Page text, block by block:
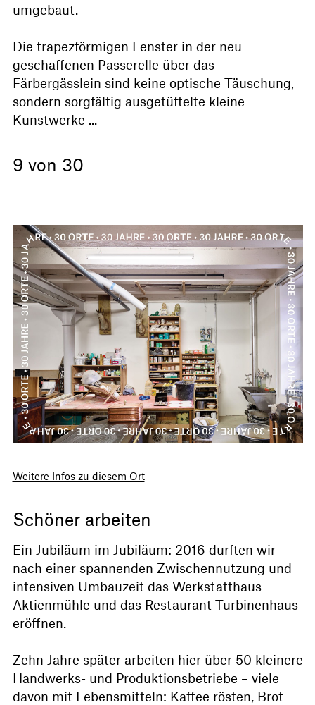
umgebaut.
Die trapezförmigen Fenster in der neu
geschaffenen Passerelle über das
Färbergässlein sind keine optische Täuschung,
sondern sorgfältig ausgetüftelte kleine
Kunstwerke ...
9 von 30
Weitere Infos zu diesem Ort
Schöner arbeiten
Ein Jubiläum im Jubiläum: 2016 durften wir
nach einer spannenden Zwischennutzung und
intensiven Umbauzeit das Werkstatthaus
Aktienmühle und das Restaurant Turbinenhaus
eröffnen.
Zehn Jahre später arbeiten hier über 50 kleinere
Handwerks- und Produktionsbetriebe – viele
davon mit Lebensmitteln: Kaffee rösten, Brot